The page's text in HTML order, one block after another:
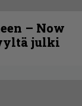
– Now
julki